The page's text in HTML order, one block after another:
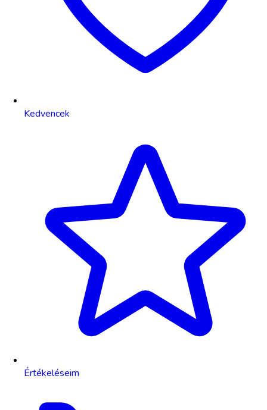
Kedvencek
Értékeléseim